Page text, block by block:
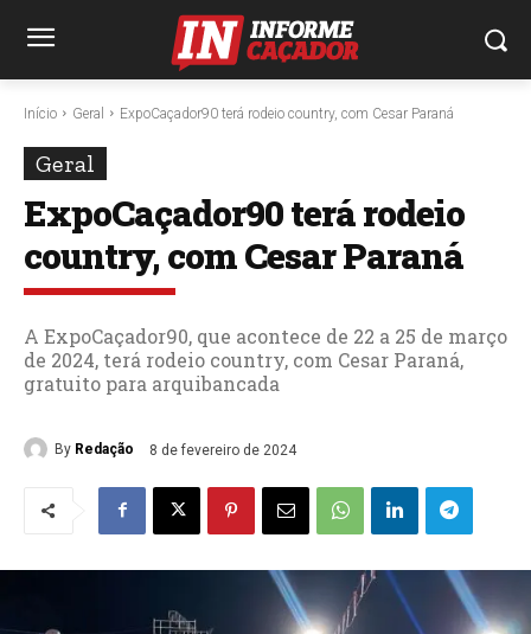
Início Geral ExpoCaçador90 terá rodeio country, com Cesar Paraná
Geral
ExpoCaçador90 terá rodeio
country, com Cesar Paraná
A ExpoCaçador90, que acontece de 22 a 25 de março
de 2024, terá rodeio country, com Cesar Paraná,
gratuito para arquibancada
By Redação 8 de fevereiro de 2024